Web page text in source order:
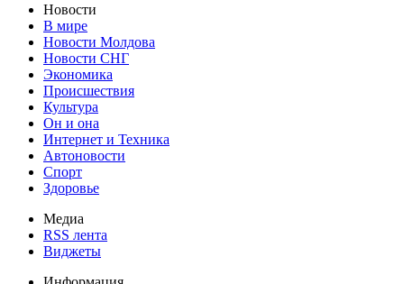
Новости
В мире
Новости Молдова
Новости СНГ
Экономика
Происшествия
Культура
Он и она
Интернет и Техника
Автоновости
Спорт
Здоровье
Медиа
RSS лента
Виджеты